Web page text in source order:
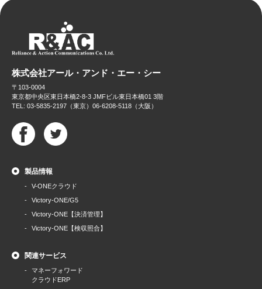
株式会社アール・アンド・エー・シー
〒103-0004
東京都中央区東日本橋2-8-3 JMFビル東日本橋01 3階
TEL: 03-5835-2197（東京）06-6208-5118（大阪）
製品情報
V-ONEクラウド
Victory-ONE/G5
Victory-ONE【決済管理】
Victory-ONE【検収照合】
関連サービス
マネーフォワード
クラウドERP